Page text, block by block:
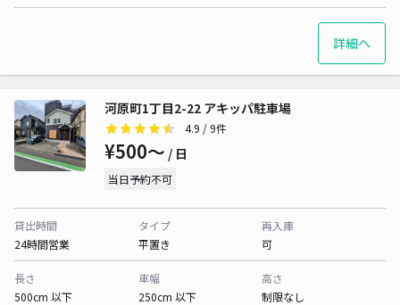
詳細へ
河原町1丁目2-22 アキッパ駐車場
4.9 / 9件
¥500〜 / 日
当日予約不可
貸出時間
24時間営業
タイプ
平置き
再入庫
可
長さ
500cm 以下
車幅
250cm 以下
高さ
制限なし